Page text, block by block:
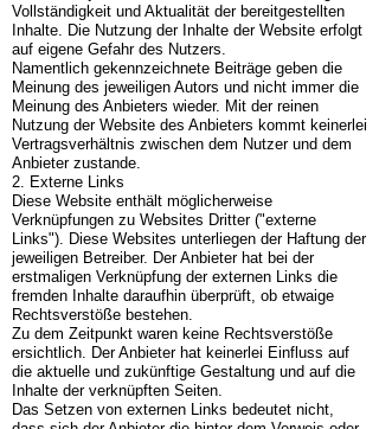
Vollständigkeit und Aktualität der bereitgestellten
Inhalte. Die Nutzung der Inhalte der Website erfolgt
auf eigene Gefahr des Nutzers.
Namentlich gekennzeichnete Beiträge geben die
Meinung des jeweiligen Autors und nicht immer die
Meinung des Anbieters wieder. Mit der reinen
Nutzung der Website des Anbieters kommt keinerlei
Vertragsverhältnis zwischen dem Nutzer und dem
Anbieter zustande.
2. Externe Links
Diese Website enthält möglicherweise
Verknüpfungen zu Websites Dritter ("externe
Links"). Diese Websites unterliegen der Haftung der
jeweiligen Betreiber. Der Anbieter hat bei der
erstmaligen Verknüpfung der externen Links die
fremden Inhalte daraufhin überprüft, ob etwaige
Rechtsverstöße bestehen.
Zu dem Zeitpunkt waren keine Rechtsverstöße
ersichtlich. Der Anbieter hat keinerlei Einfluss auf
die aktuelle und zukünftige Gestaltung und auf die
Inhalte der verknüpften Seiten.
Das Setzen von externen Links bedeutet nicht,